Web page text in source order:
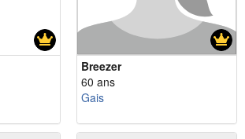
Breezer
60 ans
Gais